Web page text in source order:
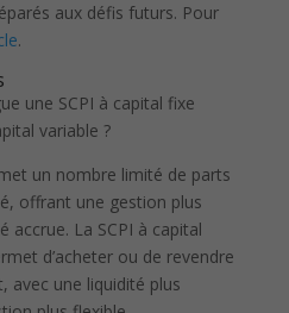
aux défis futurs. Pour
.
une SCPI à capital fixe
variable ?
un nombre limité de parts
offrant une gestion plus
accrue. La SCPI à capital
d’acheter ou de revendre
avec une liquidité plus